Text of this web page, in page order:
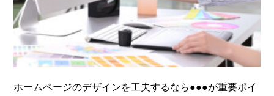
ホームページのデザインを工夫するなら●●●が重要ポイ